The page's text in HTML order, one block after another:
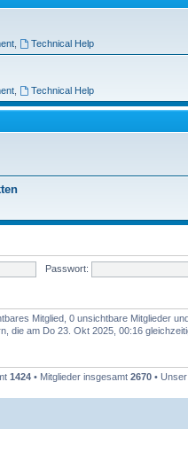
, Technical Help
, Technical Help
Passwort:
Mitglied, 0 unsichtbare Mitglieder
die am Do 23. Okt 2025, 00:16
1424 • Mitglieder insgesamt 2670 •